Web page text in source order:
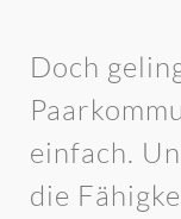
Doch
einfach.
die